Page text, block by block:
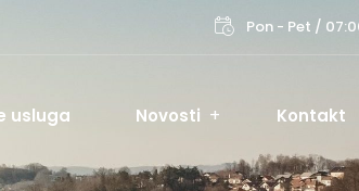
Pon - Pet /
usluga Novosti Kontakt